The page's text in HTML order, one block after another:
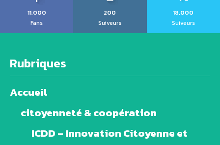
11,000
Fans
200
Suiveurs
18,000
Suiveurs
Rubriques
Accueil
citoyenneté & coopération
ICDD – Innovation Citoyenne et